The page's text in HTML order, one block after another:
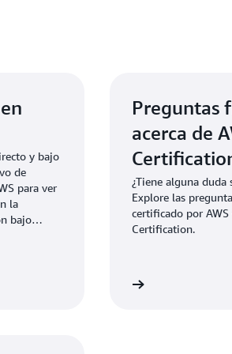
y bajo
de
para ver
la
bajo
Preguntas
acerca de
¿Tiene alguna
Explore las
certificado por
Certification.
AWS Certification